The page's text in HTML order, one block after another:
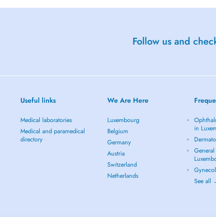
Follow us and
Useful links
Medical laboratories
Medical and paramedical
directory
We Are Here
Luxembourg
Belgium
Germany
Austria
Switzerland
Netherlands
in
See all